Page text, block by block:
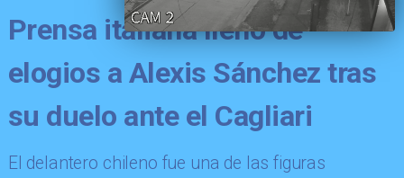
Prensa italiana llenó de
elogios a Alexis Sánchez tras
su duelo ante el Cagliari
​El delantero chileno fue una de las figuras